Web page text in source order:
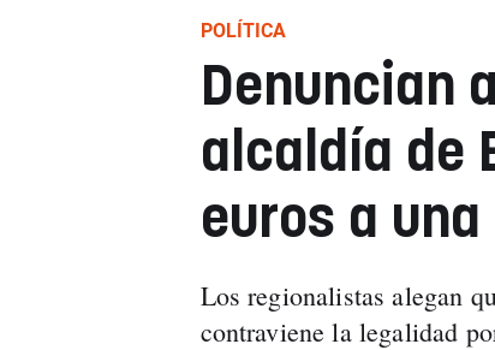
POLÍTICA
Denuncian
alcaldía de
euros a
Los regionalistas alegan
contraviene la legalidad